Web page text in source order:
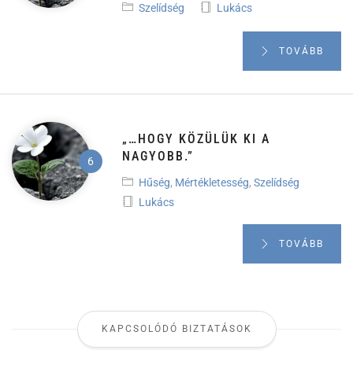
Szelídség Lukács
TOVÁBB
„…HOGY KÖZÜLÜK KI A
NAGYOBB.”
Hűség, Mértékletesség, Szelídség
Lukács
TOVÁBB
KAPCSOLÓDÓ BIZTATÁSOK